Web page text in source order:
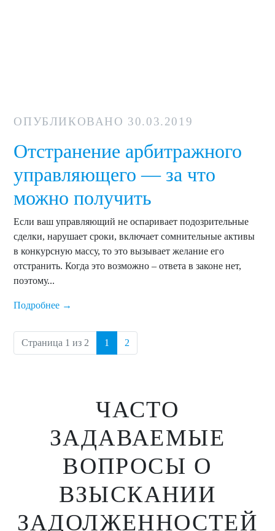
ОПУБЛИКОВАНО 30.03.2019
Отстранение арбитражного
управляющего — за что
можно получить
Если ваш управляющий не оспаривает подозрительные
сделки, нарушает сроки, включает сомнительные активы
в конкурсную массу, то это вызывает желание его
отстранить. Когда это возможно – ответа в законе нет,
поэтому...
Подробнее →
Страница 1 из 2 1 (current)
2
ЧАСТО
ЗАДАВАЕМЫЕ
ВОПРОСЫ О
ВЗЫСКАНИИ
ЗАДОЛЖЕННОСТЕЙ